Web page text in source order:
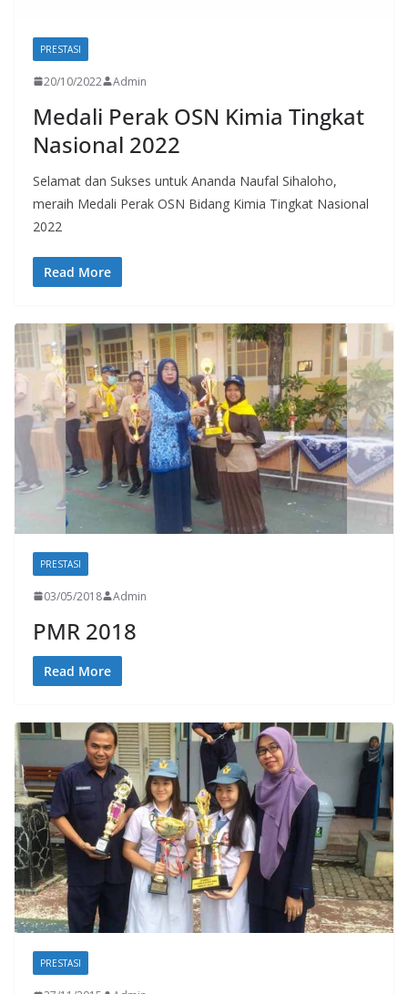
PRESTASI
20/10/2022 Admin
Medali Perak OSN Kimia Tingkat
Nasional 2022
Selamat dan Sukses untuk Ananda Naufal Sihaloho,
meraih Medali Perak OSN Bidang Kimia Tingkat Nasional
2022
Read More
PRESTASI
03/05/2018 Admin
PMR 2018
Read More
PRESTASI